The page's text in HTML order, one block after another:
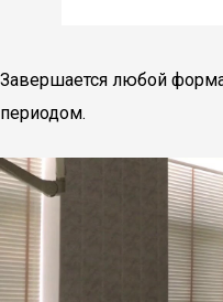
Завершается любой
периодом.